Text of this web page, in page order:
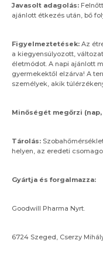
Javasolt adagolás:
ajánlott étkezés után, bő
Figyelmeztetések: Az
a kiegyensúlyozott,
életmódot. A napi ajánlott
gyermekektől elzárva! A
személyek, akik
Minőségét megőrzi (nap,
Tárolás:
helyen, az eredeti
Gyártja és forgalmazza:
Goodwill Pharma Nyrt.
6724 Szeged, Cserzy Mihály